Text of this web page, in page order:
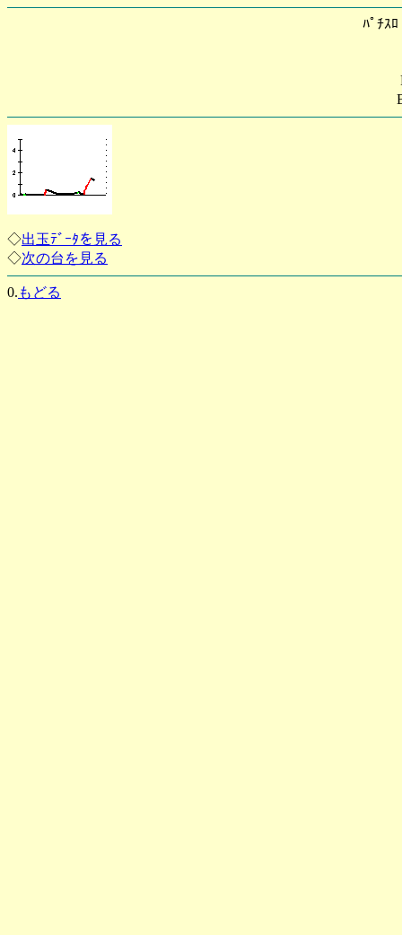
ﾊﾟﾁｽ
◇出玉ﾃﾞｰﾀを見る
◇次の台を見る
0. もどる